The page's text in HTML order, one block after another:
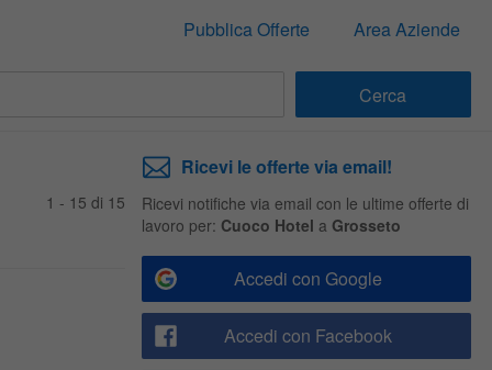
Pubblica Offerte Area Aziende
1 - 15 di 15
Ricevi le offerte via email!
Ricevi notifiche via email con le ultime offerte di
lavoro per: Cuoco Hotel a Grosseto
Accedi con Google
Accedi con Facebook